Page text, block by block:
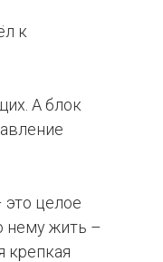
к
А блок
целое
нему жить –
крепкая